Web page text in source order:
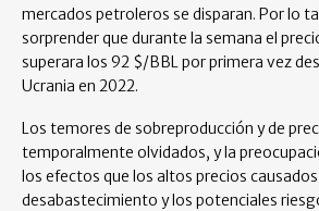
mercados petroleros se disparan. Por lo
sorprender que durante la semana el
superara los 92 $/BBL por primera vez
Ucrania en 2022.
Los temores de sobreproducción y de
temporalmente olvidados, y la
los efectos que los altos precios
desabastecimiento y los potenciales